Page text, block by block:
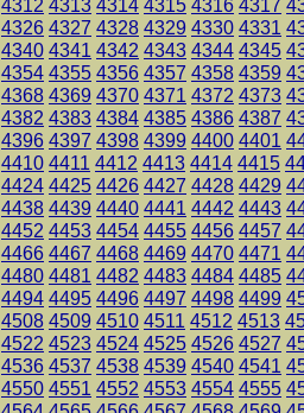
4312 4313 4314 4315 4316 4317
4326 4327 4328 4329 4330 4331
4340 4341 4342 4343 4344 4345
4354 4355 4356 4357 4358 4359
4368 4369 4370 4371 4372 4373
4382 4383 4384 4385 4386 4387
4396 4397 4398 4399 4400 4401
4410 4411 4412 4413 4414 4415
4424 4425 4426 4427 4428 4429
4438 4439 4440 4441 4442 4443
4452 4453 4454 4455 4456 4457
4466 4467 4468 4469 4470 4471
4480 4481 4482 4483 4484 4485
4494 4495 4496 4497 4498 4499
4508 4509 4510 4511 4512 4513
4522 4523 4524 4525 4526 4527
4536 4537 4538 4539 4540 4541
4550 4551 4552 4553 4554 4555